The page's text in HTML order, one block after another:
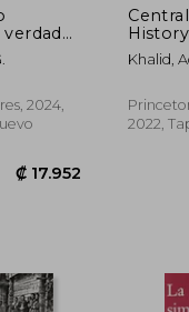
₡ 6.549
2024,
to the
Khalid,
2022,